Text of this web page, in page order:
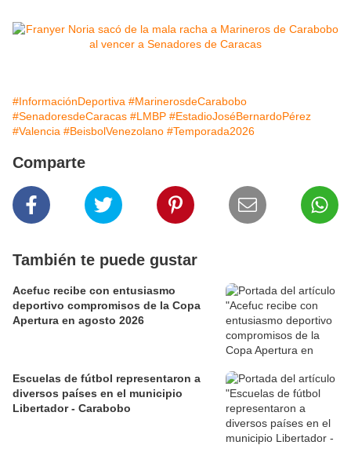
#InformaciónDeportiva #MarinerosdeCarabobo
#SenadoresdeCaracas #LMBP #EstadioJoséBernardoPérez
#Valencia #BeisbolVenezolano #Temporada2026
Comparte
También te puede gustar
Acefuc recibe con entusiasmo
deportivo compromisos de la Copa
Apertura en agosto 2026
Escuelas de fútbol representaron a
diversos países en el municipio
Libertador - Carabobo